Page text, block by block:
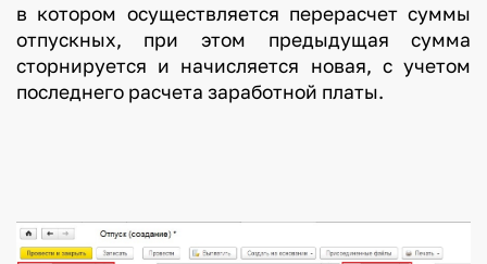
в котором осуществляется перерасчет суммы
отпускных, при этом предыдущая сумма
сторнируется и начисляется новая, с учетом
последнего расчета заработной платы.